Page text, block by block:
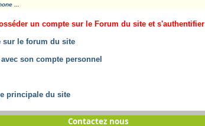
...
un compte sur le Forum du site et s'authentifier
sur le forum du site
son compte personnel
principale du site
Contactez nous